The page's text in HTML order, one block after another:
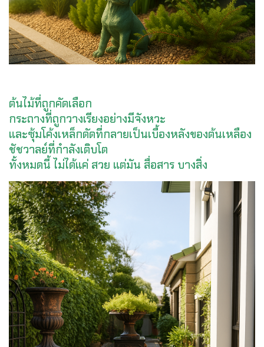
ต้นไม้ที่ถูกคัดเลือก
กระถางที่ถูกวางเรียงอย่างมีจังหวะ
และซุ้มโค้งเหล็กดัดที่กลายเป็นเบื้องหลังของต้นเหลือง
ชัชวาลย์ที่กำลังเติบโต
ทั้งหมดนี้ ไม่ได้แค่ สวย แต่มัน สื่อสาร บางสิ่ง